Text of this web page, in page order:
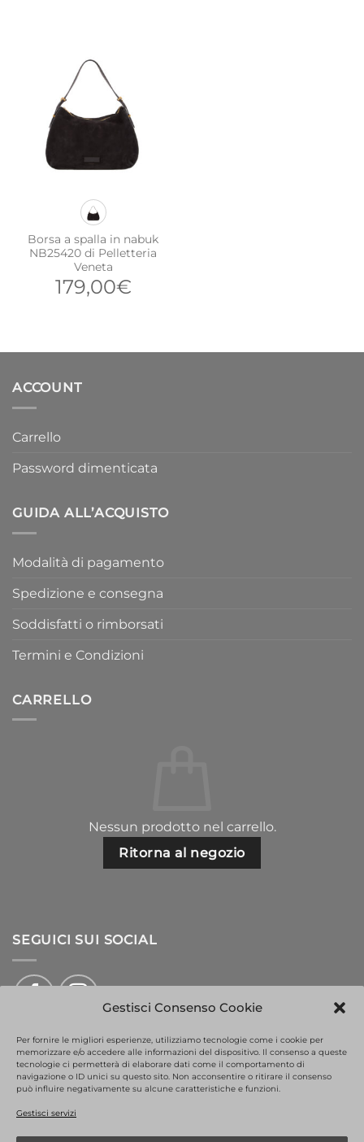
Gestisci Consenso Cookie
Per fornire le migliori esperienze, utilizziamo tecnologie come i cookie per
memorizzare e/o accedere alle informazioni del dispositivo. Il consenso a queste
tecnologie ci permetterà di elaborare dati come il comportamento di
navigazione o ID unici su questo sito. Non acconsentire o ritirare il consenso
può influire negativamente su alcune caratteristiche e funzioni.
Gestisci servizi
22,90€
Borsa a spalla in nabuk
NB25420 di Pelletteria
Veneta
179,00€
ACCOUNT
Carrello
Password dimenticata
GUIDA ALL’ACQUISTO
Modalità di pagamento
Spedizione e consegna
Soddisfatti o rimborsati
Termini e Condizioni
CARRELLO
Nessun prodotto nel carrello.
Ritorna al negozio
SEGUICI SUI SOCIAL
This site is protected by reCAPTCHA and the GooglePrivacy Policy
andTerms of Serviceapply.
INFORMAZIONI COOKIES DICHIARAZIONE SULLA PRIVACY